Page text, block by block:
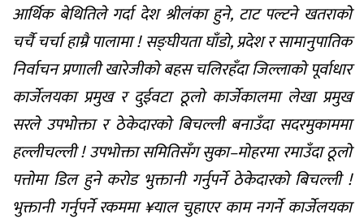
आर्थिक बेथितिले गर्दा देश श्रीलंका हुने, टाट पल्टने खतराको
चर्चै चर्चा हाम्रै पालामा ! सङ्घीयता घाँडो, प्रदेश र सामानुपातिक
निर्वाचन प्रणाली खारेजीको बहस चलिरहँदा जिल्लाको पूर्वाधार
कार्जेलयका प्रमुख र दुईवटा ठूलो कार्जेकालमा लेखा प्रमुख
सरले उपभोक्ता र ठेकेदारको बिचल्ली बनाउँदा सदरमुकाममा
हल्लीचल्ली ! उपभोक्ता समितिसँग सुका–मोहरमा रमाउँदा ठूलो
पत्तोमा डिल हुने करोड भुक्तानी गर्नुपर्ने ठेकेदारको बिचल्ली !
भुक्तानी गर्नुपर्ने रकममा ¥याल चुहाएर काम नगर्ने कार्जेलयका